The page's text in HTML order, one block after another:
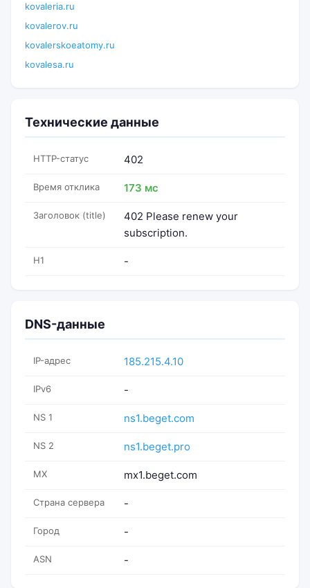
kovaleria.ru
kovalerov.ru
kovalerskoeatomy.ru
kovalesa.ru
Технические данные
HTTP-статус 402
Время отклика 173 мс
Заголовок (title)
402 Please renew your
subscription.
H1 -
DNS-данные
IP-адрес 185.215.4.10
IPv6 -
NS 1 ns1.beget.com
NS 2 ns1.beget.pro
MX mx1.beget.com
Страна сервера -
Город -
ASN -